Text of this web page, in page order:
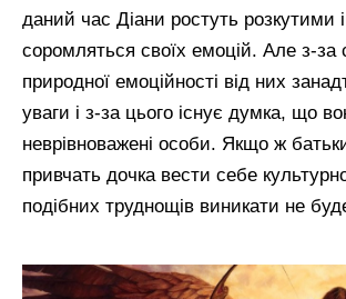
даний час Діани ростуть розкутими
соромляться своїх емоцій. Але з-за
природної емоційності від них
уваги і з-за цього існує думка, що
неврівноважені особи. Якщо ж
привчать дочка вести себе
подібних труднощів виникати не